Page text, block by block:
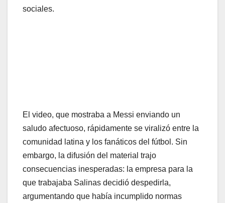
sociales.
El video, que mostraba a Messi enviando un
saludo afectuoso, rápidamente se viralizó entre la
comunidad latina y los fanáticos del fútbol. Sin
embargo, la difusión del material trajo
consecuencias inesperadas: la empresa para la
que trabajaba Salinas decidió despedirla,
argumentando que había incumplido normas